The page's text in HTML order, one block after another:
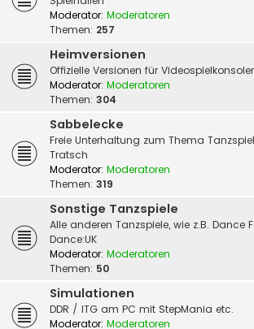
Moderator: Moderatoren
Themen: 257
Heimversionen
Offizielle Versionen für
Moderator: Moderatoren
Themen: 304
Sabbelecke
Freie Unterhaltung zum Thema
Tratsch
Moderator: Moderatoren
Themen: 319
Sonstige Tanzspiele
Alle anderen Tanzspiele, wie z.B. Dance
Dance:UK
Moderator: Moderatoren
Themen: 50
Simulationen
DDR / ITG am PC mit StepMania etc.
Moderator: Moderatoren